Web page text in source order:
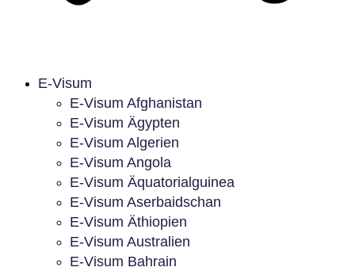
E-Visum
E-Visum Afghanistan
E-Visum Ägypten
E-Visum Algerien
E-Visum Angola
E-Visum Äquatorialguinea
E-Visum Aserbaidschan
E-Visum Äthiopien
E-Visum Australien
E-Visum Bahrain